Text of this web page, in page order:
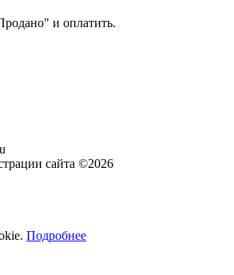
и оплатить.
сайта ©2026
Подробнее